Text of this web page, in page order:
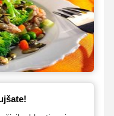
si torej lahko
na hitro ter zdravo